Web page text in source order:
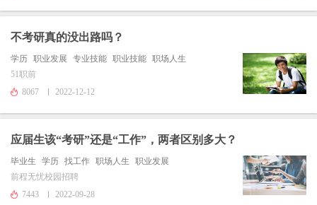
不考研真的没出路吗？
学历 职业发展 专业技能 职业技能 职场人生
51职前
8067
2022-12-12
应届生该“考研”还是“工作”，两者区别多大？
毕业生 学历 找工作 职场人生
职业发展
前程无忧校园招聘
7443
2022-09-28